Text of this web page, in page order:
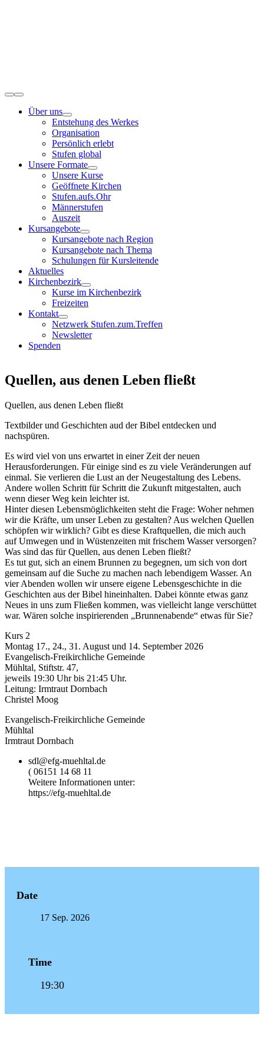
Toggle
NavigationÜber uns
Entstehung des Werkes
Organisation
Persönlich erlebt
Stufen global
Unsere Formate
Unsere Kurse
Geöffnete Kirchen
Stufen.aufs.Ohr
Männerstufen
Auszeit
Kursangebote
Kursangebote nach Region
Kursangebote nach Thema
Schulungen für Kursleitende
Aktuelles
Kirchenbezirk
Kurse im Kirchenbezirk
Freizeiten
Kontakt
Netzwerk Stufen.zum.Treffen
Newsletter
Spenden
Quellen, aus denen Leben fließt
Quellen, aus denen Leben fließt
Textbilder und Geschichten aud der Bibel entdecken und
nachspüren.
Es wird viel von uns erwartet in einer Zeit der neuen
Herausforderungen. Für einige sind es zu viele Veränderungen auf
einmal. Sie verlieren die Lust an der Neugestaltung des Lebens.
Andere wollen Schritt für Schritt die Zukunft mitgestalten, auch
wenn dieser Weg kein leichter ist.
Hinter diesen Lebensmöglichkeiten steht die Frage: Woher nehmen
wir die Kräfte, um unser Leben zu gestalten? Aus welchen Quellen
schöpfen wir wirklich? Gibt es diese Kraftquellen, die mich auch
auf Umwegen und in Wüstenzeiten mit frischem Wasser versorgen?
Was sind das für Quellen, aus denen Leben fließt?
Es tut gut, sich an einem Brunnen zu begegnen, um sich von dort
gemeinsam auf die Suche zu machen nach lebendigem Wasser. An
vier Abenden wollen wir unsere eigene Lebensgeschichte in die
Geschichten aus der Bibel hineinhalten. Dabei könnte etwas ganz
Neues in uns zum Fließen kommen, was vielleicht lange verschüttet
war. Wären solche inspirierenden „Brunnenabende“ etwas für Sie?
Kurs 2
Montag 17., 24., 31. August und 14. September 2026
Evangelisch-Freikirchliche Gemeinde
Mühltal, Stiftstr. 47,
jeweils 19:30 Uhr bis 21:45 Uhr.
Leitung: Irmtraut Dornbach
Christel Moog
Evangelisch-Freikirchliche Gemeinde
Mühltal
Irmtraut Dornbach
sdl@efg-muehltal.de
( 06151 14 68 11
Weitere Informationen unter:
https://efg-muehltal.de
Date
17 Sep. 2026
Time
19:30